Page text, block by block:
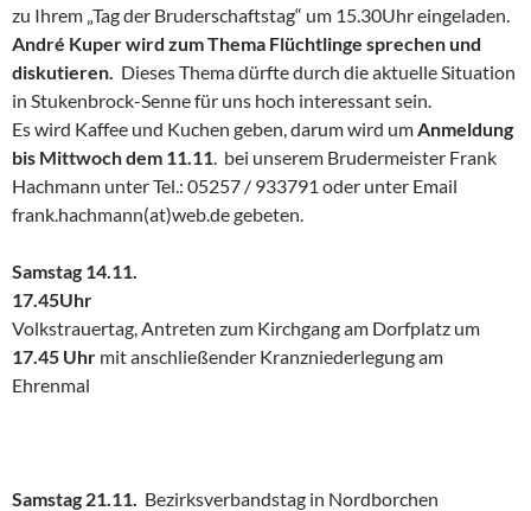
zu Ihrem „Tag der Bruderschaftstag“ um 15.30Uhr eingeladen.
André Kuper wird zum Thema Flüchtlinge sprechen und
diskutieren. Dieses Thema dürfte durch die aktuelle Situation
in Stukenbrock-Senne für uns hoch interessant sein.
Es wird Kaffee und Kuchen geben, darum wird umAnmeldung
bis Mittwoch dem 11.11. bei unserem Brudermeister Frank
Hachmann unter Tel.: 05257 / 933791 oder unter Email
frank.hachmann(at)web.de gebeten.
Samstag 14.11.
17.45Uhr
Volkstrauertag, Antreten zum Kirchgang am Dorfplatz um
17.45 Uhr mit anschließender Kranzniederlegung am
Ehrenmal
Samstag 21.11. Bezirksverbandstag in Nordborchen